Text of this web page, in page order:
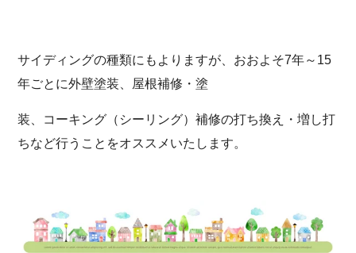
サイディングの種類にもよりますが、おおよそ7年～15
年ごとに外壁塗装、屋根補修・塗
装、コーキング（シーリング）補修の打ち換え・増し打
ちなど行うことをオススメいたします。